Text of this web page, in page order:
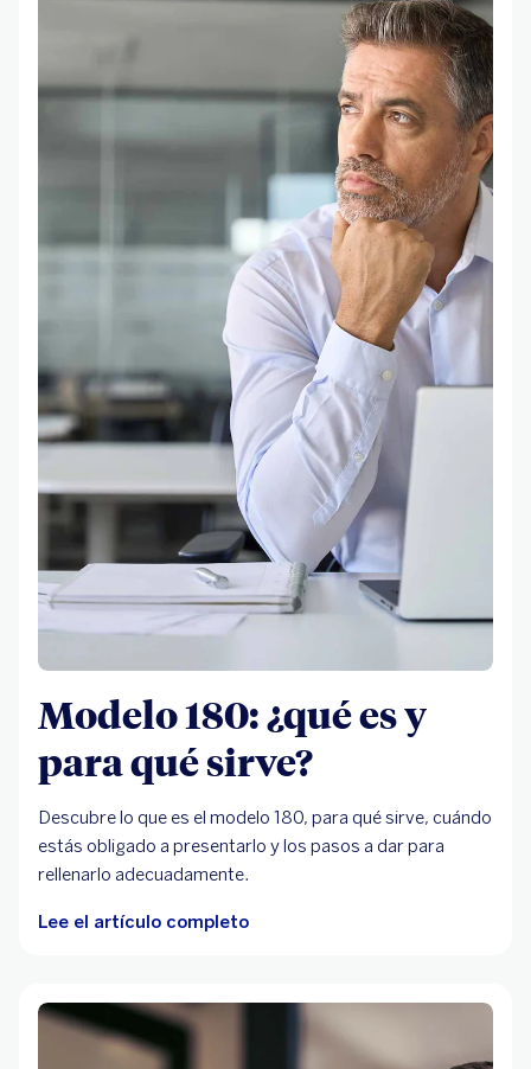
Modelo 180: ¿qué es y
para qué sirve?
Descubre lo que es el modelo 180, para qué sirve, cuándo
estás obligado a presentarlo y los pasos a dar para
rellenarlo adecuadamente.
Lee el artículo completo